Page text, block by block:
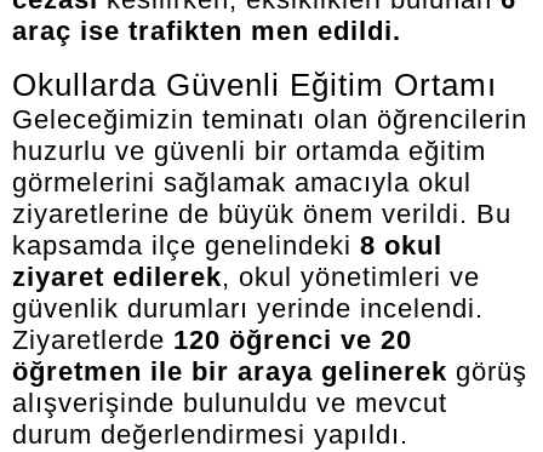
araç ise trafikten men edildi.
Okullarda Güvenli Eğitim Ortamı
Geleceğimizin teminatı olan öğrencilerin
huzurlu ve güvenli bir ortamda eğitim
görmelerini sağlamak amacıyla okul
ziyaretlerine de büyük önem verildi. Bu
kapsamda ilçe genelindeki 8 okul
ziyaret edilerek, okul yönetimleri ve
güvenlik durumları yerinde incelendi.
Ziyaretlerde 120 öğrenci ve 20
öğretmen ile bir araya gelinerek görüş
alışverişinde bulunuldu ve mevcut
durum değerlendirmesi yapıldı.